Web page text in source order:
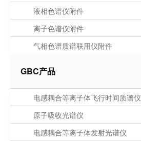
液相色谱仪附件
离子色谱仪附件
气相色谱质谱联用仪附件
GBC产品
电感耦合等离子体飞行时间质谱仪
原子吸收光谱仪
电感耦合等离子体发射光谱仪